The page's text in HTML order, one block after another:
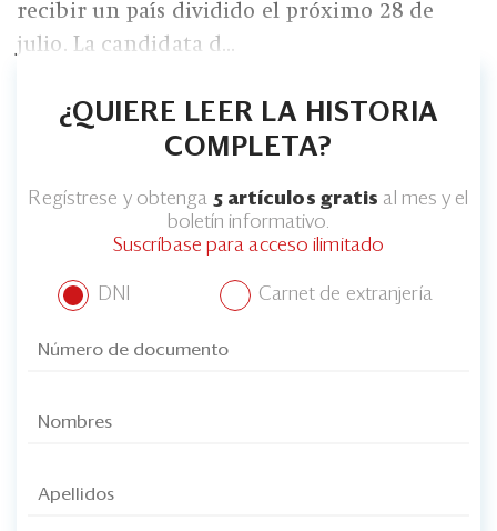
recibir un país dividido el próximo 28 de
julio. La candidata d...
¿QUIERE LEER LA HISTORIA
COMPLETA?
Regístrese y obtenga 5 artículos gratis al mes y el
boletín informativo.
Suscríbase para acceso ilimitado
DNI Carnet de extranjería